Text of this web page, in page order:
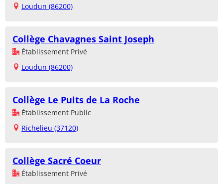
Loudun (86200)
Collège Chavagnes Saint Joseph
Établissement Privé
Loudun (86200)
Collège Le Puits de La Roche
Établissement Public
Richelieu (37120)
Collège Sacré Coeur
Établissement Privé